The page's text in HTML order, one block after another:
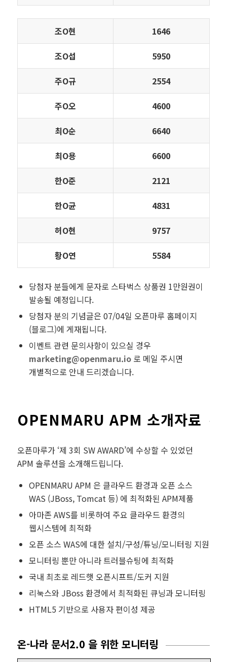
조Ο현 1646
조Ο섭 5950
주Ο규 2554
주Ο오 4600
최Ο순 6640
최Ο용 6600
한Ο준 2121
한Ο균 4831
허Ο현 9757
황Ο연 5584
당첨자 분들에게 문자로 스타벅스 상품권 1만원권이
발송될 예정입니다.
당첨자 분의 기념글은 07/04일 오픈마루 홈페이지
(블로그)에 게재됩니다.
이벤트 관련 문의사항이 있으실 경우
marketing@openmaru.io로 메일 주시면
개별적으로 안내 드리겠습니다.
OPENMARU APM 소개자료
오픈마루가 ‘제 3회 SW AWARD’에 수상할 수 있었던
APM 솔루션을 소개해드립니다.
OPENMARU APM 은 클라우드 환경과 오픈 소스
WAS (JBoss, Tomcat 등) 에 최적화된 APM제품
아마존 AWS를 비롯하여 주요 클라우드 환경의
웹시스템에 최적화
오픈 소스 WAS에 대한 설치/구성/튜닝/모니터링 지원
모니터링 뿐만 아니라 트러블슈팅에 최적화
국내 최초로 레드햇 오픈시프트/도커 지원
리눅스와 JBoss 환경에서 최적화된 큐닝과 모니터링
HTML5 기반으로 사용자 편이성 제공
온-나라 문서2.0 을 위한 모니터링